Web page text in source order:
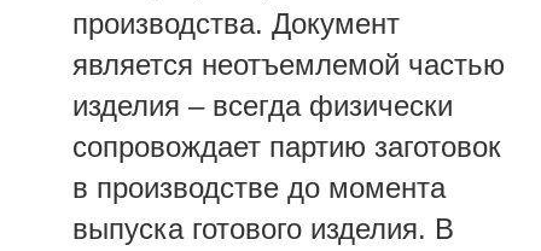
производства. Документ
является неотъемлемой частью
изделия – всегда физически
сопровождает партию заготовок
в производстве до момента
выпуска готового изделия. В